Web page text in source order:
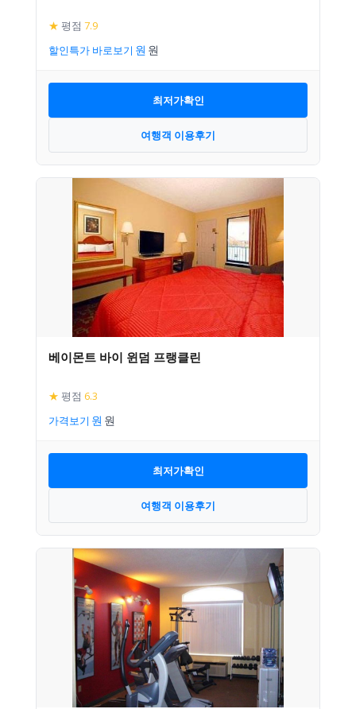
★ 평점 7.9
할인특가 바로보기
최저가확인
여행객 이용후기
베이몬트 바이 윈덤 프랭클린
★ 평점 6.3
가격보기
최저가확인
여행객 이용후기